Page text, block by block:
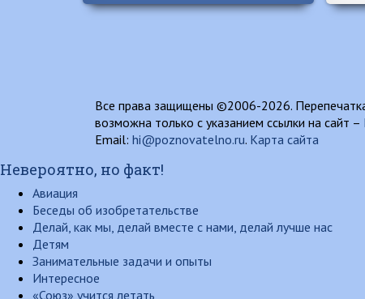
Все права защищены ©2006-2026.
возможна только с указанием ссылки на сайт –
Email: hi@poznovatelno.ru. Карта сайта
Невероятно, но факт!
Авиация
Беседы об изобретательстве
Делай, как мы, делай вместе с нами, делай лучше нас
Детям
Занимательные задачи и опыты
Интересное
«Союз» учится летать